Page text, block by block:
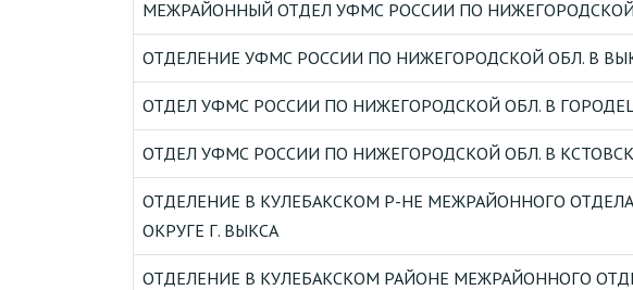
МЕЖРАЙОННЫЙ ОТДЕЛ УФМС РОССИИ ПО НИЖЕГОРОДСКОЙ
ОТДЕЛЕНИЕ УФМС РОССИИ ПО НИЖЕГОРОДСКОЙ ОБЛ. В
ОТДЕЛ УФМС РОССИИ ПО НИЖЕГОРОДСКОЙ ОБЛ. В
ОТДЕЛ УФМС РОССИИ ПО НИЖЕГОРОДСКОЙ ОБЛ. В
ОТДЕЛЕНИЕ В КУЛЕБАКСКОМ Р-НЕ МЕЖРАЙОННОГО
ОКРУГЕ Г. ВЫКСА
ОТДЕЛЕНИЕ В КУЛЕБАКСКОМ РАЙОНЕ МЕЖРАЙОННОГО